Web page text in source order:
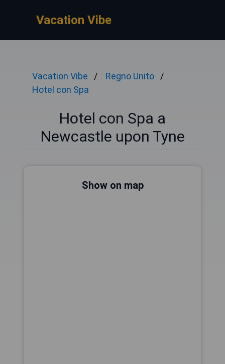
Vacation Vibe
Vacation Vibe
Regno Unito
Hotel con Spa
Hotel con Spa a
Newcastle upon Tyne
Show on map